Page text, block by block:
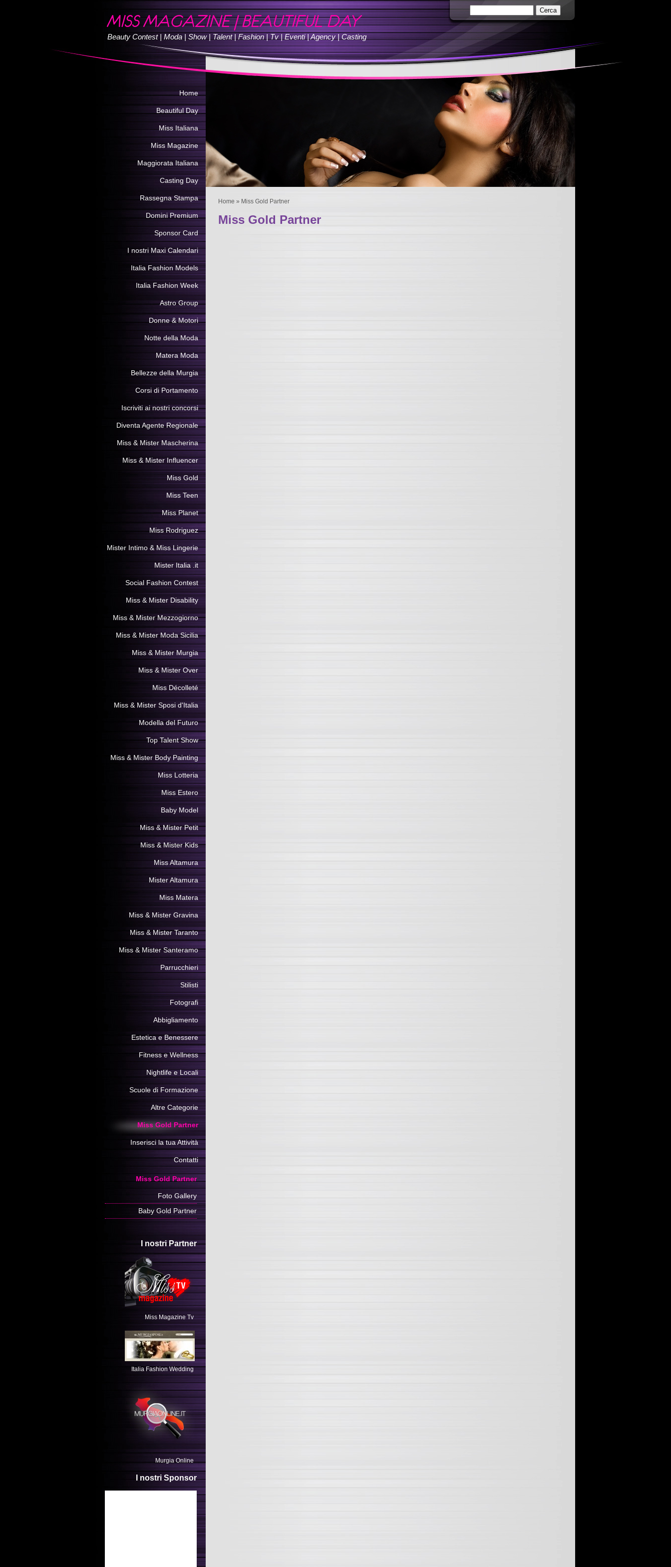
Beauty Contest | Moda | Show | Talent | Fashion | Tv | Eventi | Agency | Casting
Home » Miss Gold Partner
Miss Gold Partner
Home
Beautiful Day
Miss Italiana
Miss Magazine
Maggiorata Italiana
Casting Day
Rassegna Stampa
Domini Premium
Sponsor Card
I nostri Maxi Calendari
Italia Fashion Models
Italia Fashion Week
Astro Group
Donne & Motori
Notte della Moda
Matera Moda
Bellezze della Murgia
Corsi di Portamento
Iscriviti ai nostri concorsi
Diventa Agente Regionale
Miss & Mister Mascherina
Miss & Mister Influencer
Miss Gold
Miss Teen
Miss Planet
Miss Rodriguez
Mister Intimo & Miss Lingerie
Mister Italia .it
Social Fashion Contest
Miss & Mister Disability
Miss & Mister Mezzogiorno
Miss & Mister Moda Sicilia
Miss & Mister Murgia
Miss & Mister Over
Miss Décolleté
Miss & Mister Sposi d'Italia
Modella del Futuro
Top Talent Show
Miss & Mister Body Painting
Miss Lotteria
Miss Estero
Baby Model
Miss & Mister Petit
Miss & Mister Kids
Miss Altamura
Mister Altamura
Miss Matera
Miss & Mister Gravina
Miss & Mister Taranto
Miss & Mister Santeramo
Parrucchieri
Stilisti
Fotografi
Abbigliamento
Estetica e Benessere
Fitness e Wellness
Nightlife e Locali
Scuole di Formazione
Altre Categorie
Miss Gold Partner
Inserisci la tua Attività
Contatti
Miss Gold Partner
Foto Gallery
Baby Gold Partner
I nostri Partner
Miss Magazine Tv
Italia Fashion Wedding
Murgia Online
I nostri Sponsor